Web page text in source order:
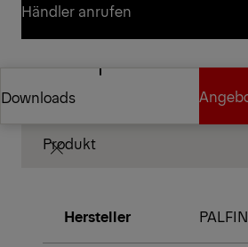
Händler kontaktieren
Händler anrufen
Händler anrufen
Downloads
Downloads
Technische
Produkt
Hersteller